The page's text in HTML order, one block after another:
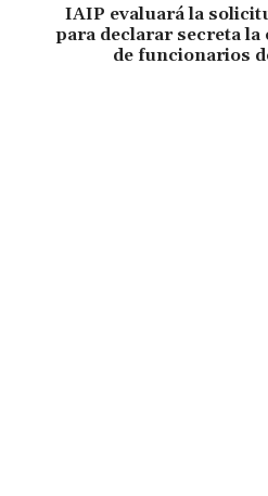
IAIP evaluará la
para declarar secreta la
de funcionarios